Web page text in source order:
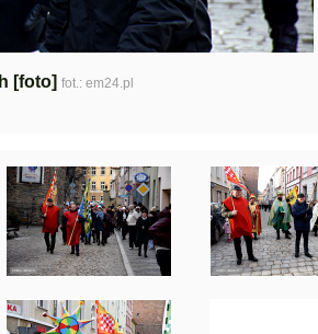
[foto] fot.: em24.pl